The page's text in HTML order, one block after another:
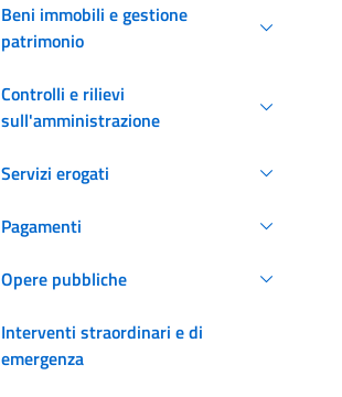
Beni immobili e gestione
patrimonio
Controlli e rilievi
sull'amministrazione
Servizi erogati
Pagamenti
Opere pubbliche
Interventi straordinari e di
emergenza